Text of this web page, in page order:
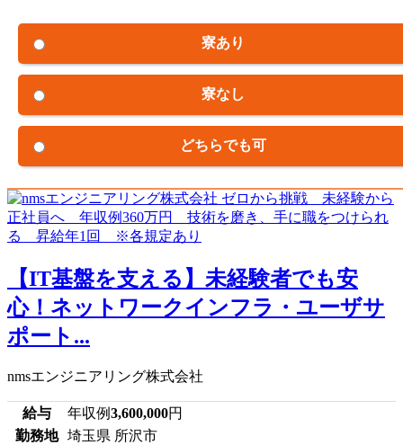
寮あり
寮なし
どちらでも可
【IT基盤を支える】未経験者でも安
心！ネットワークインフラ・ユーザサ
ポート...
nmsエンジニアリング株式会社
給与 年収例3,600,000円
勤務地 埼玉県 所沢市